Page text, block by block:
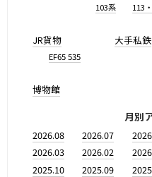
103系 113
JR貨物
EF65 535
大手私鉄
博物館
月別
2026.08 2026.07
2026.03
2026.02
2025.10
2025.09